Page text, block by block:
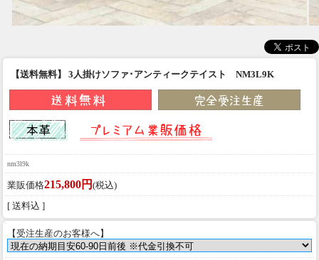
【送料無料】 3人掛けソファ･アンティークテイスト NM3L9K
nm3l9k
業販価格215,800円 (税込)
[ 送料込 ]
【受注生産のお客様へ】